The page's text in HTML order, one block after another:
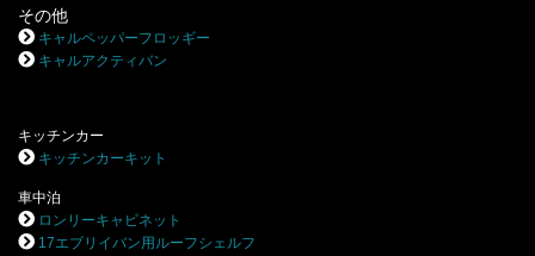
その他
キャルペッパーフロッギー
キャルアクティバン
キッチンカー
キッチンカーキット
車中泊
ロンリーキャビネット
17エブリイバン用ルーフシェルフ